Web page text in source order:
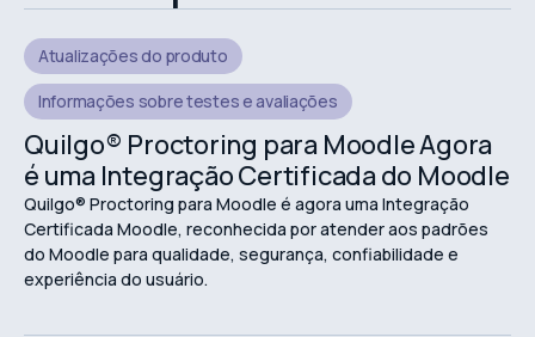
Atualizações do produto
Informações sobre testes e avaliações
Quilgo® Proctoring para Moodle Agora
é uma Integração Certificada do Moodle
Quilgo® Proctoring para Moodle é agora uma Integração
Certificada Moodle, reconhecida por atender aos padrões
do Moodle para qualidade, segurança, confiabilidade e
experiência do usuário.